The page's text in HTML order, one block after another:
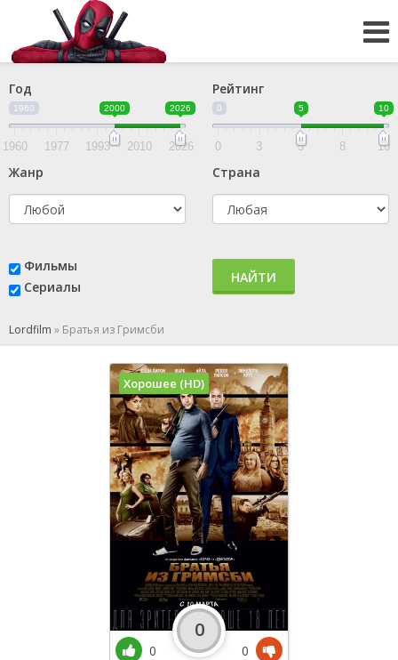
Год
1960 2000 2026
1960 1977 1993 2010 2026
Рейтинг
0 5 10
0 3 5 8 10
Жанр Страна
Фильмы
Сериалы
НАЙТИ
Lordfilm » Братья из Гримсби
Хорошее (HD)
0
0
0